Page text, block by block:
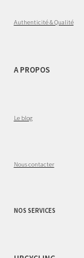
Authenticité & Qualité
A PROPOS
Le blog
Nous contacter
NOS SERVICES